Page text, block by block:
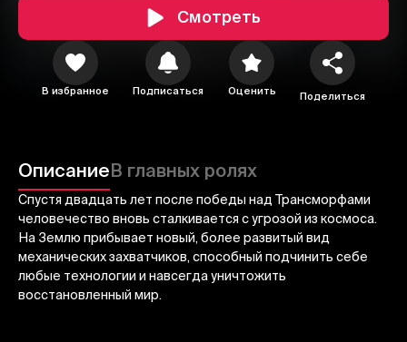
Смотреть
В избранное Подписаться Оценить Поделиться
ОписаниеВ главных ролях
Спустя двадцать лет после победы над Трансморфами
человечество вновь сталкивается с угрозой из космоса.
На Землю прибывает новый, более развитый вид
механических захватчиков, способный подчинить себе
любые технологии и навсегда уничтожить
восстановленный мир.
1 2 3